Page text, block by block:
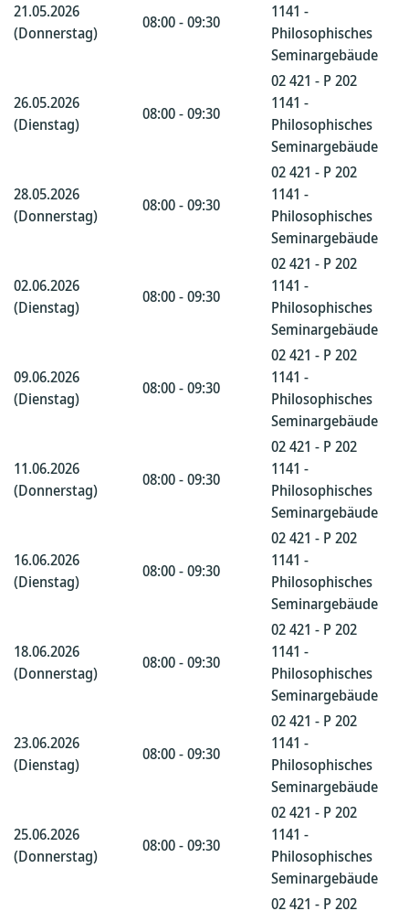
21.05.2026
(Donnerstag)
08:00 - 09:30
1141 -
Philosophisches
Seminargebäude
26.05.2026
(Dienstag)
08:00 - 09:30
02 421 - P 202
1141 -
Philosophisches
Seminargebäude
28.05.2026
(Donnerstag)
08:00 - 09:30
02 421 - P 202
1141 -
Philosophisches
Seminargebäude
02.06.2026
(Dienstag)
08:00 - 09:30
02 421 - P 202
1141 -
Philosophisches
Seminargebäude
09.06.2026
(Dienstag)
08:00 - 09:30
02 421 - P 202
1141 -
Philosophisches
Seminargebäude
11.06.2026
(Donnerstag)
08:00 - 09:30
02 421 - P 202
1141 -
Philosophisches
Seminargebäude
16.06.2026
(Dienstag)
08:00 - 09:30
02 421 - P 202
1141 -
Philosophisches
Seminargebäude
18.06.2026
(Donnerstag)
08:00 - 09:30
02 421 - P 202
1141 -
Philosophisches
Seminargebäude
23.06.2026
(Dienstag)
08:00 - 09:30
02 421 - P 202
1141 -
Philosophisches
Seminargebäude
25.06.2026
(Donnerstag)
08:00 - 09:30
02 421 - P 202
1141 -
Philosophisches
Seminargebäude
02 421 - P 202